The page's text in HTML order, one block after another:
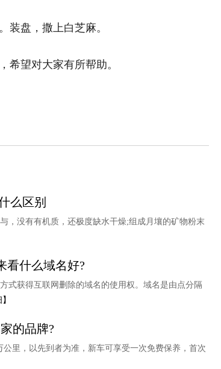
装盘，撒上白芝麻。
希望对大家有所帮助。
么区别
，没有有机质，还极度缺水干燥;组成月壤的矿物粉末
看什么域名好?
式获得互联网删除的域名的使用权。域名是由点分隔
的品牌?
里，以先到者为准，新车可享受一次免费保养，首次